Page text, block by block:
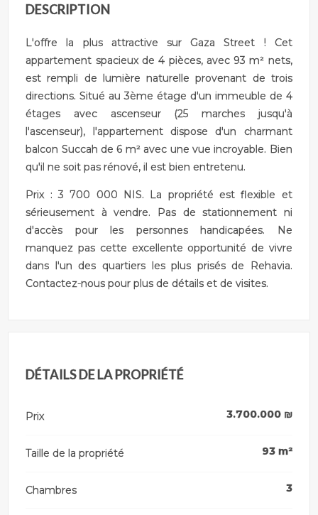
DESCRIPTION
L'offre la plus attractive sur Gaza Street ! Cet
appartement spacieux de 4 pièces, avec 93 m² nets,
est rempli de lumière naturelle provenant de trois
directions. Situé au 3ème étage d'un immeuble de 4
étages avec ascenseur (25 marches jusqu'à
l'ascenseur), l'appartement dispose d'un charmant
balcon Succah de 6 m² avec une vue incroyable. Bien
qu'il ne soit pas rénové, il est bien entretenu.
Prix : 3 700 000 NIS. La propriété est flexible et
sérieusement à vendre. Pas de stationnement ni
d'accès pour les personnes handicapées. Ne
manquez pas cette excellente opportunité de vivre
dans l'un des quartiers les plus prisés de Rehavia.
Contactez-nous pour plus de détails et de visites.
DÉTAILS DE LA PROPRIÉTÉ
Prix 3.700.000₪
Taille de la propriété 93 m²
Chambres 3